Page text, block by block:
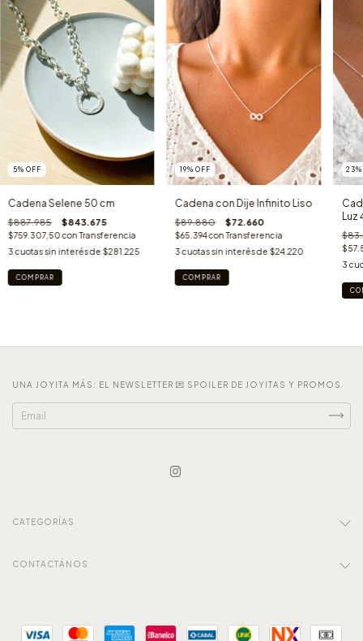
5% OFF
Cadena Selene 50 cm
$887.985 $843.675
$759.307,50con Transferencia
3 cuotas sin interés de $281.225
19% OFF
Cadena con Dije Infinito Liso
$89.880 $72.660
$65.394con Transferencia
3 cuotas sin interés de $24.220
23
Luz
3
UNA JOYITA MÁS: EL NEWSLETTER 💌 SPOILER DE JOYITAS Y PROMOS
CATEGORÍAS
CONTACTÁNOS